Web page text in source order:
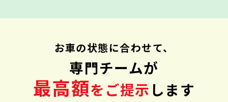
お車の状態に合わせて、
専門チームが
最高額をご提示 します